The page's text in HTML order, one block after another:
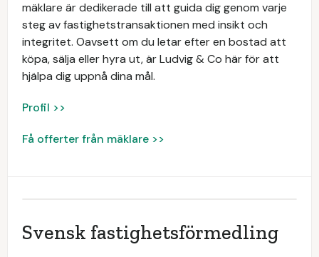
mäklare är dedikerade till att guida dig genom varje
steg av fastighetstransaktionen med insikt och
integritet. Oavsett om du letar efter en bostad att
köpa, sälja eller hyra ut, är Ludvig & Co här för att
hjälpa dig uppnå dina mål.
Profil >>
Få offerter från mäklare >>
Svensk fastighetsförmedling